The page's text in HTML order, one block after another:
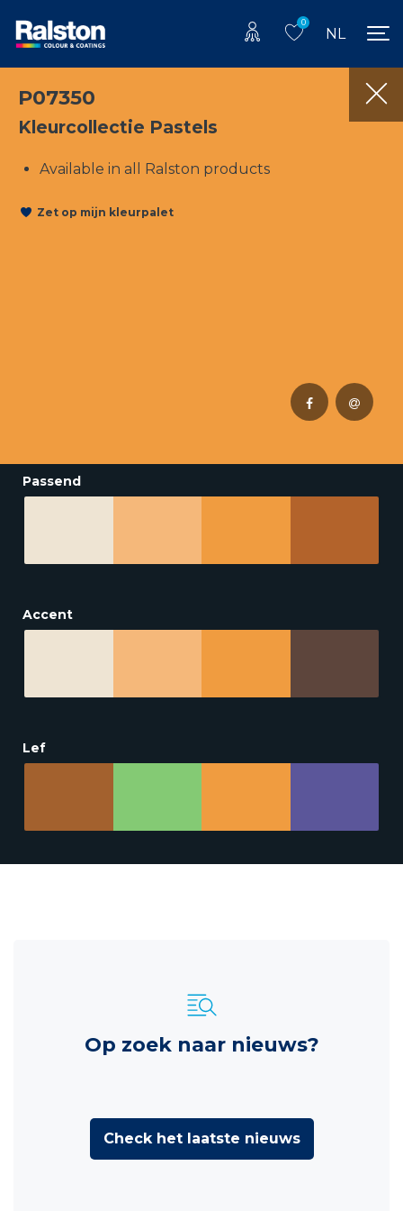
0
NL
P07350
Kleurcollectie Pastels
Available in all Ralston products
Zet op mijn kleurpalet
Passend
Accent
Lef
Op zoek naar nieuws?
Check het laatste nieuws